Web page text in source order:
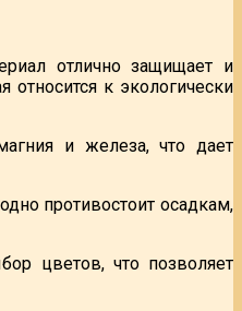
отлично защищает и
к экологически
и железа, что дает
противостоит осадкам,
цветов, что позволяет